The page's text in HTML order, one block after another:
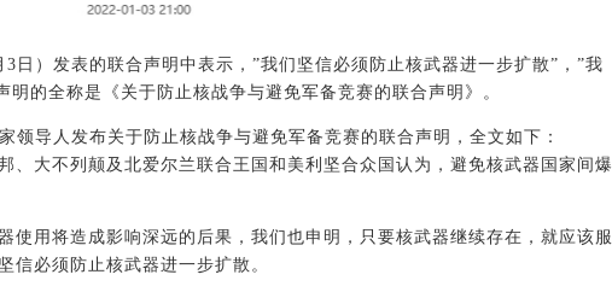
日）发表的联合声明中表示，”我们坚信必须防止核武器进一步扩散”，”我
的全称是《关于防止核战争与避免军备竞赛的联合声明》。
领导人发布关于防止核战争与避免军备竞赛的联合声明，全文如下：
、大不列颠及北爱尔兰联合王国和美利坚合众国认为，避免核武器国家间爆
使用将造成影响深远的后果，我们也申明，只要核武器继续存在，就应该服
信必须防止核武器进一步扩散。